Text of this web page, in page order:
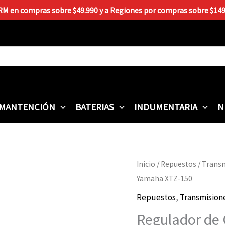
en compras sobre $49.990 y a Regiones por compras sobre
MANTENCIÓN BATERIAS INDUMENTARIA
Inicio / Repuestos /
Yamaha XTZ-150
Repuestos,
Regulador de
Regulador
de
Cadena